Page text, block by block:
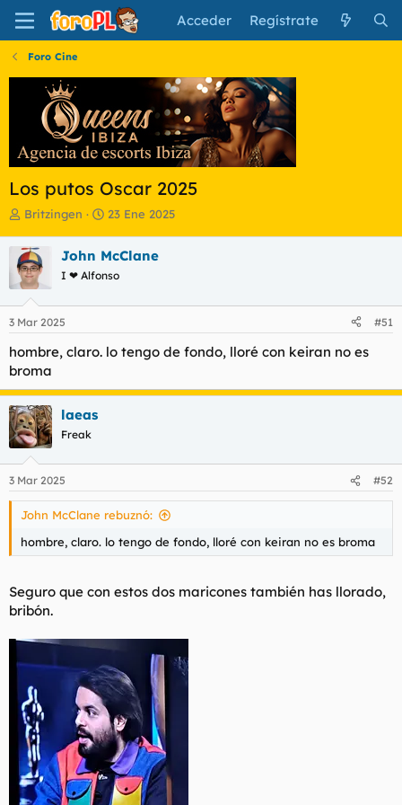
Acceder Regístrate
Foro Cine
Los putos Oscar 2025
I
i
c
i
a
d
o
d
e
l
t
e
m
a
Britzingen
F
h
a
e
i
i
23 Ene 2025
John McClane
I ❤ Alfonso
3 Mar 2025 #51
hombre, claro. lo tengo de fondo, lloré con keiran no es
broma
laeas
Freak
3 Mar 2025 #52
John McClane rebuznó:
hombre, claro. lo tengo de fondo, lloré con keiran no es broma
Seguro que con estos dos maricones también has llorado,
bribón.